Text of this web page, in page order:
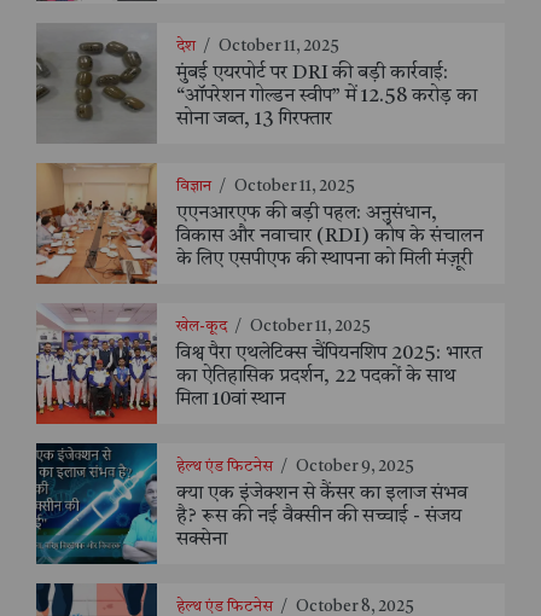
देश / October 11, 2025
मुंबई एयरपोर्ट पर DRI की बड़ी कार्रवाई:
“ऑपरेशन गोल्डन स्वीप” में 12.58 करोड़ का
सोना जब्त, 13 गिरफ्तार
विज्ञान / October 11, 2025
एएनआरएफ की बड़ी पहल: अनुसंधान,
विकास और नवाचार (RDI) कोष के संचालन
के लिए एसपीएफ की स्थापना को मिली मंज़ूरी
खेल-कूद / October 11, 2025
विश्व पैरा एथलेटिक्स चैंपियनशिप 2025: भारत
का ऐतिहासिक प्रदर्शन, 22 पदकों के साथ
मिला 10वां स्थान
हेल्थ एंड फिटनेस / October 9, 2025
क्या एक इंजेक्शन से कैंसर का इलाज संभव
है? रूस की नई वैक्सीन की सच्चाई - संजय
सक्सेना
हेल्थ एंड फिटनेस / October 8, 2025